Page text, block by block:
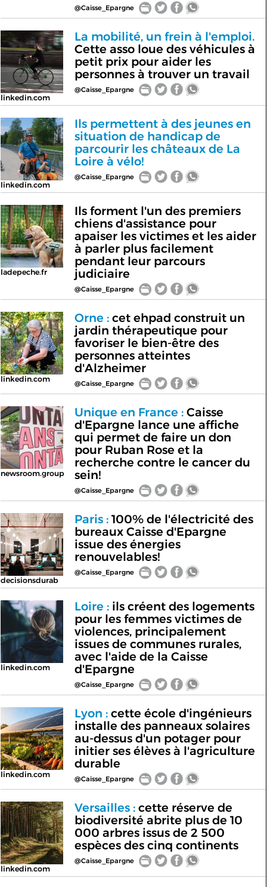
@Caisse_Epargne
linkedin.com
La mobilité, un frein à l'emploi.
Cette asso loue des véhicules à
petit prix pour aider les
personnes à trouver un travail
@Caisse_Epargne
linkedin.com
Ils permettent à des jeunes en
situation de handicap de
parcourir les châteaux de La
Loire à vélo!
@Caisse_Epargne
ladepeche.fr
Ils forment l'un des premiers
chiens d'assistance pour
apaiser les victimes et les aider
à parler plus facilement
pendant leur parcours
judiciaire
@Caisse_Epargne
linkedin.com
Orne :cet ehpad construit un
jardin thérapeutique pour
favoriser le bien-être des
personnes atteintes
d'Alzheimer
@Caisse_Epargne
newsroom.group
Unique en France :Caisse
d'Epargne lance une affiche
qui permet de faire un don
pour Ruban Rose et la
recherche contre le cancer du
sein!
@Caisse_Epargne
decisionsdurab
Paris :100% de l'électricité des
bureaux Caisse d'Epargne
issue des énergies
renouvelables!
@Caisse_Epargne
linkedin.com
Loire :ils créent des logements
pour les femmes victimes de
violences, principalement
issues de communes rurales,
avec l'aide de la Caisse
d'Epargne
@Caisse_Epargne
linkedin.com
Lyon :cette école d'ingénieurs
installe des panneaux solaires
au-dessus d'un potager pour
initier ses élèves à l'agriculture
durable
@Caisse_Epargne
linkedin.com
Versailles :cette réserve de
biodiversité abrite plus de 10
000 arbres issus de 2 500
espèces des cinq continents
@Caisse_Epargne